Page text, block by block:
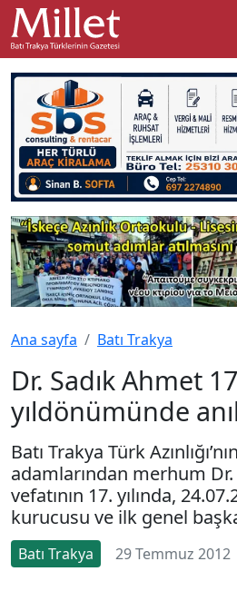
Ana sayfa Batı Trakya
Dr. Sadık Ahmet
yıldönümünde
Batı Trakya Türk
adamlarından merhum Dr.
vefatının 17. yılında,
kurucusu ve ilk genel
Batı Trakya 29 Temmuz 2012